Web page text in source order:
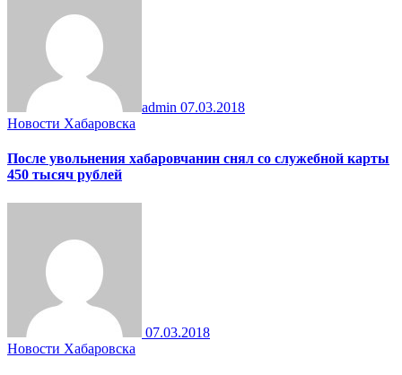
admin 07.03.2018
Новости Хабаровска
После увольнения хабаровчанин снял со служебной карты
450 тысяч рублей
07.03.2018
Новости Хабаровска